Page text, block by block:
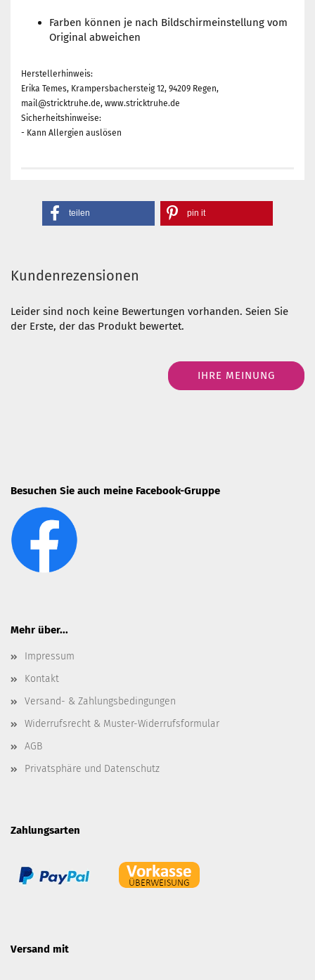
Farben können je nach Bildschirmeinstellung vom
Original abweichen
Herstellerhinweis:
Erika Temes, Krampersbachersteig 12, 94209 Regen,
mail@stricktruhe.de, www.stricktruhe.de
Sicherheitshinweise:
- Kann Allergien auslösen
teilen pin it
Kundenrezensionen
Leider sind noch keine Bewertungen vorhanden. Seien Sie
der Erste, der das Produkt bewertet.
IHRE MEINUNG
Besuchen Sie auch meine Facebook-Gruppe
Mehr über...
Impressum
Kontakt
Versand- & Zahlungsbedingungen
Widerrufsrecht & Muster-Widerrufsformular
AGB
Privatsphäre und Datenschutz
Zahlungsarten
Versand mit